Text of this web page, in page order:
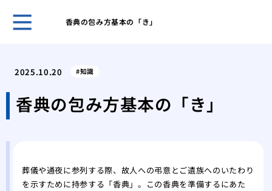
香典の包み方基本の「き」
父
2025.10.20 知識
香典の包み方基本の「き」
葬儀や通夜に参列する際、故人への弔意とご遺族へのいたわり
を示すために持参する「香典」。この香典を準備するにあた